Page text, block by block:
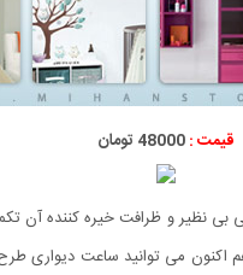
قیمت :48000 تومان
نظیر و ظرافت خیره کننده آن